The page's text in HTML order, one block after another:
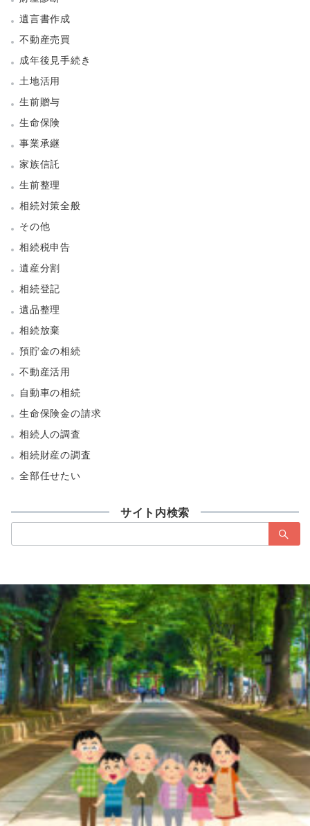
遺言書作成
不動産売買
成年後見手続き
土地活用
生前贈与
生命保険
事業承継
家族信託
生前整理
相続対策全般
その他
相続税申告
遺産分割
相続登記
遺品整理
相続放棄
預貯金の相続
不動産活用
自動車の相続
生命保険金の請求
相続人の調査
相続財産の調査
全部任せたい
サイト内検索
索：